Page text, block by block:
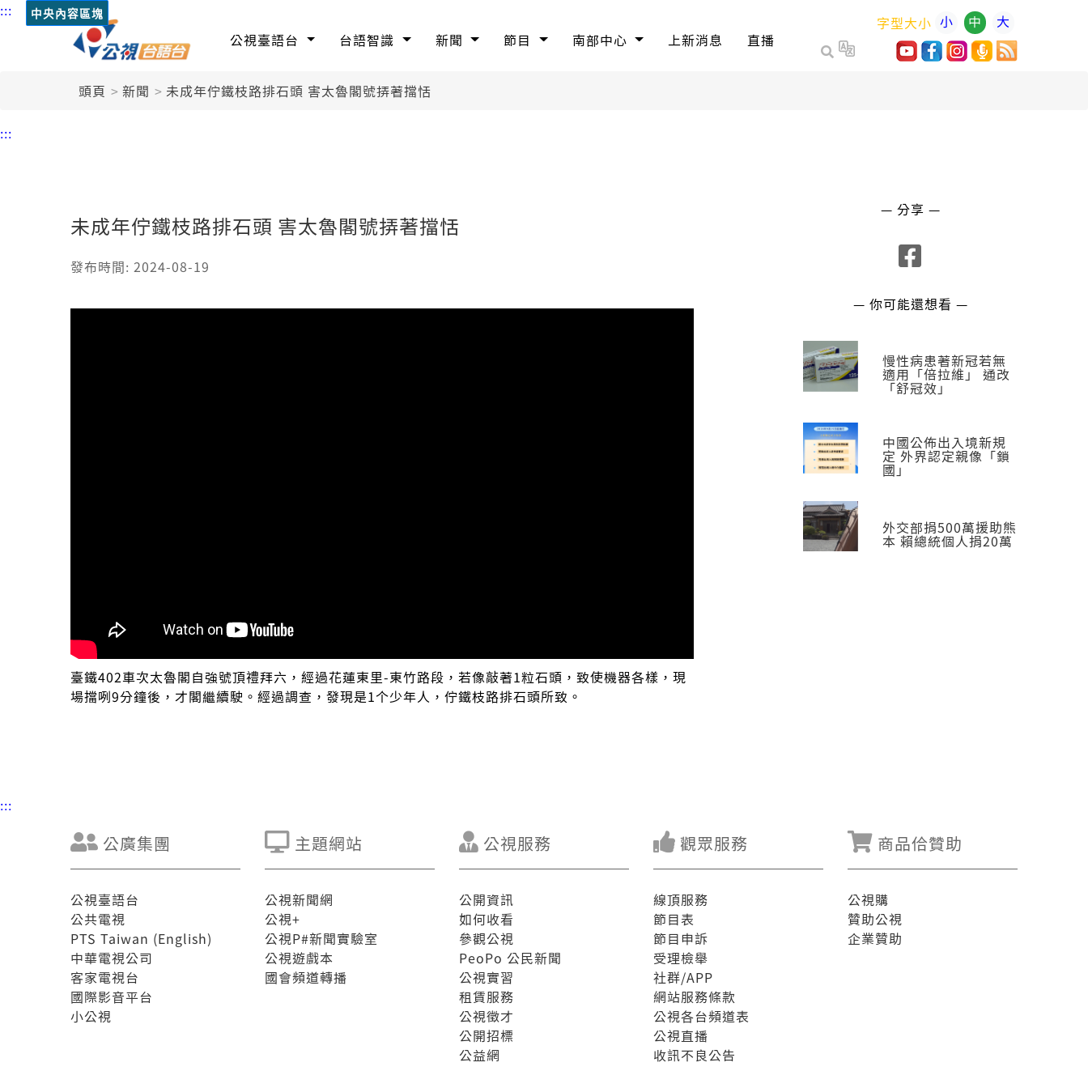
::: 中央內容區塊
公視臺語台 台語智識 新聞 節目 南部中心 上新消息 直播
字型大小 小 中 大
頭頁 新聞 未成年佇鐵枝路排石頭 害太魯閣號挵著擋恬
:::
未成年佇鐵枝路排石頭 害太魯閣號挵著擋恬
發布時間: 2024-08-19
臺鐵402車次太魯閣自強號頂禮拜六，經過花蓮東里-東竹路段，若像敲著1粒石頭，致使機器各樣，現
場擋咧9分鐘後，才閣繼續駛。經過調查，發現是1个少年人，佇鐵枝路排石頭所致。
— 分享 —
— 你可能還想看 —
慢性病患著新冠若無
適用「倍拉維」 通改
「舒冠效」
中國公佈出入境新規
定 外界認定親像「鎖
國」
外交部捐500萬援助熊
本 賴總統個人捐20萬
:::
公廣集團
公視臺語台
公共電視
PTS Taiwan (English)
中華電視公司
客家電視台
國際影音平台
小公視
主題網站
公視新聞網
公視+
公視P#新聞實驗室
公視遊戲本
國會頻道轉播
公視服務
公開資訊
如何收看
參觀公視
PeoPo 公民新聞
公視實習
租賃服務
公視徵才
公開招標
公益網
觀眾服務
線頂服務
節目表
節目申訴
受理檢舉
社群/APP
網站服務條款
公視各台頻道表
公視直播
收訊不良公告
商品佮贊助
公視購
贊助公視
企業贊助